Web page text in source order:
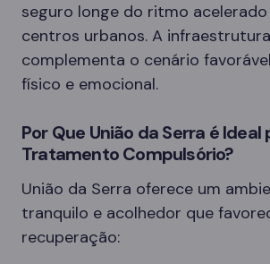
seguro longe do ritmo
centros urbanos. A
complementa o cenário
físico e emocional.
Por Que União da Serra é Ideal
Tratamento Compulsório?
União da Serra oferece um
tranquilo e acolhedor que
recuperação: